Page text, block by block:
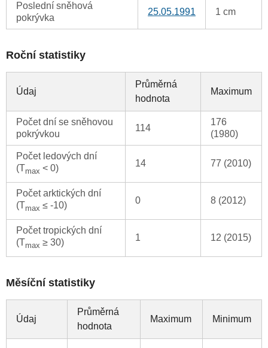
Poslední sněhová
pokrývka
25.05.1991 1 cm
Roční statistiky
Údaj
Průměrná
hodnota
Maximum
Počet dní se sněhovou
pokrývkou
114
176
(1980)
Počet ledových dní
(Tmax < 0) 14 77 (2010)
Počet arktických dní
(Tmax ≤ -10) 0 8 (2012)
Počet tropických dní
(Tmax ≥ 30) 1 12 (2015)
Měsíční statistiky
Údaj
Průměrná
hodnota
Maximum Minimum